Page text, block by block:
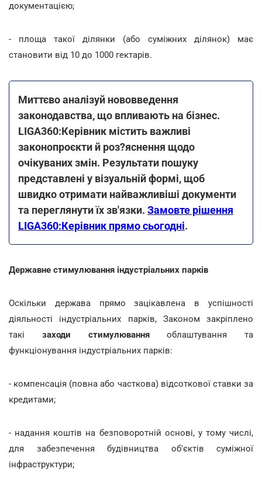
документацією;
- площа такої ділянки (або суміжних ділянок) має
становити від 10 до 1000 гектарів.
Миттєво аналізуй нововведення
законодавства, що впливають на бізнес.
LIGA360:Керівник містить важливі
законопроєкти й роз?яснення щодо
очікуваних змін. Результати пошуку
представлені у візуальній формі, щоб
швидко отримати найважливіші документи
та переглянути їх зв'язки. Замовте рішення
LIGA360:Керівник прямо сьогодні.
Державне стимулювання індустріальних парків
Оскільки держава прямо зацікавлена в успішності
діяльності індустріальних парків, Законом закріплено
такі заходи стимулюванняоблаштування та
функціонування індустріальних парків:
- компенсація (повна або часткова) відсоткової ставки за
кредитами;
- надання коштів на безповоротній основі, у тому числі,
для забезпечення будівництва об'єктів суміжної
інфраструктури;